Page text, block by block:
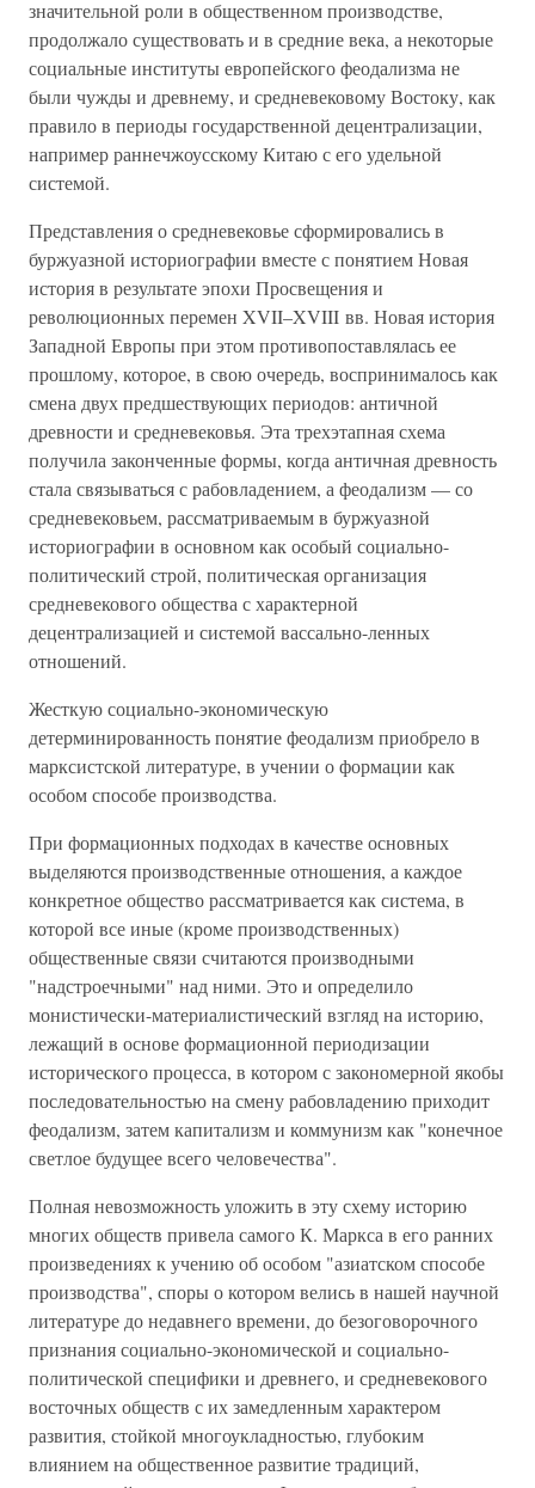
значительной роли в общественном производстве,
продолжало существовать и в средние века, а некоторые
социальные институты европейского феодализма не
были чужды и древнему, и средневековому Востоку, как
правило в периоды государственной децентрализации,
например раннечжоусскому Китаю с его удельной
системой.
Представления о средневековье сформировались в
буржуазной историографии вместе с понятием Новая
история в результате эпохи Просвещения и
революционных перемен XVII–XVIII вв. Новая история
Западной Европы при этом противопоставлялась ее
прошлому, которое, в свою очередь, воспринималось как
смена двух предшествующих периодов: античной
древности и средневековья. Эта трехэтапная схема
получила законченные формы, когда античная древность
стала связываться с рабовладением, а феодализм — со
средневековьем, рассматриваемым в буржуазной
историографии в основном как особый социально-
политический строй, политическая организация
средневекового общества с характерной
децентрализацией и системой вассально-ленных
отношений.
Жесткую социально-экономическую
детерминированность понятие феодализм приобрело в
марксистской литературе, в учении о формации как
особом способе производства.
При формационных подходах в качестве основных
выделяются производственные отношения, а каждое
конкретное общество рассматривается как система, в
которой все иные (кроме производственных)
общественные связи считаются производными
"надстроечными" над ними. Это и определило
монистически-материалистический взгляд на историю,
лежащий в основе формационной периодизации
исторического процесса, в котором с закономерной якобы
последовательностью на смену рабовладению приходит
феодализм, затем капитализм и коммунизм как "конечное
светлое будущее всего человечества".
Полная невозможность уложить в эту схему историю
многих обществ привела самого К. Маркса в его ранних
произведениях к учению об особом "азиатском способе
производства", споры о котором велись в нашей научной
литературе до недавнего времени, до безоговорочного
признания социально-экономической и социально-
политической специфики и древнего, и средневекового
восточных обществ с их замедленным характером
развития, стойкой многоукладностью, глубоким
влиянием на общественное развитие традиций,